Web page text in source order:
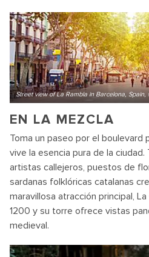
Street view of La Rambla in Barcelona,
EN LA MEZCLA
Toma un paseo por el boulevard
vive la esencia pura de la
artistas callejeros, puestos de
sardanas folklóricas catalanas
maravillosa atracción principal,
1200 y su torre ofrece vistas
medieval.